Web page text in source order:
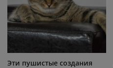
Эти пушистые создания